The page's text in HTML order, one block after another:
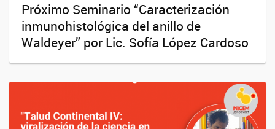
Próximo Seminario “Caracterización
inmunohistológica del anillo de
Waldeyer” por Lic. Sofía López Cardoso